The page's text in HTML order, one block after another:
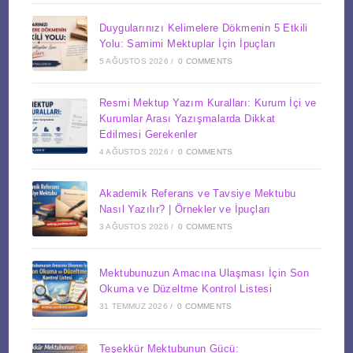
Duygularınızı Kelimelere Dökmenin 5 Etkili
Yolu: Samimi Mektuplar İçin İpuçları
5 AĞUSTOS 2026 / 0 COMMENTS
Resmi Mektup Yazım Kuralları: Kurum İçi ve
Kurumlar Arası Yazışmalarda Dikkat
Edilmesi Gerekenler
4 AĞUSTOS 2026 / 0 COMMENTS
Akademik Referans ve Tavsiye Mektubu
Nasıl Yazılır? | Örnekler ve İpuçları
3 AĞUSTOS 2026 / 0 COMMENTS
Mektubunuzun Amacına Ulaşması İçin Son
Okuma ve Düzeltme Kontrol Listesi
31 TEMMUZ 2026 / 0 COMMENTS
Teşekkür Mektubunun Gücü: